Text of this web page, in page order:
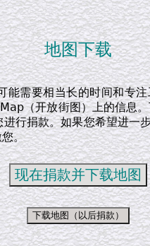
地图下载
能需要相当长的时间和专
（开放街图）上的信息
行捐款。如果您希望进一
。